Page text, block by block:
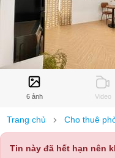
6 ảnh Video
Trang chủ Cho thuê
Tin này đã hết hạn nên